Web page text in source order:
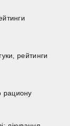
рейтинги
рациону